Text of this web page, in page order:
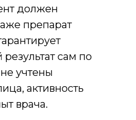
должен
препарат
сам по
учтены
активность
врача.